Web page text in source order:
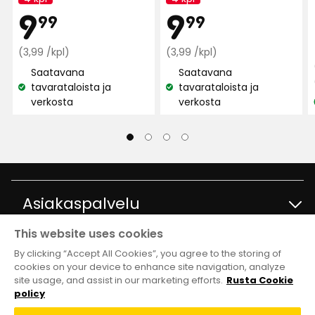
nimi:
999
€
Normaali
hinta
3,99
€
/kpl
(3,99 /kpl)
Katso
saatavuus:
Saatavana
tavarataloista ja
verkosta
nimi:
999
€
Normaali
hinta
3,99
€
/kpl
(3,99 /kpl)
Katso
saatavuus:
Saatavana
tavarataloista ja
verkosta
Asiakaspalvelu
Kysymyksiä ja vastauksia
Tietoja
Tavaratalot ja aukioloajat
Club Rusta
This website uses cookies
By clicking “Accept All Cookies”, you agree to the storing of
cookies on your device to enhance site navigation, analyze
site usage, and assist in our marketing efforts. Rusta Cookie
policy